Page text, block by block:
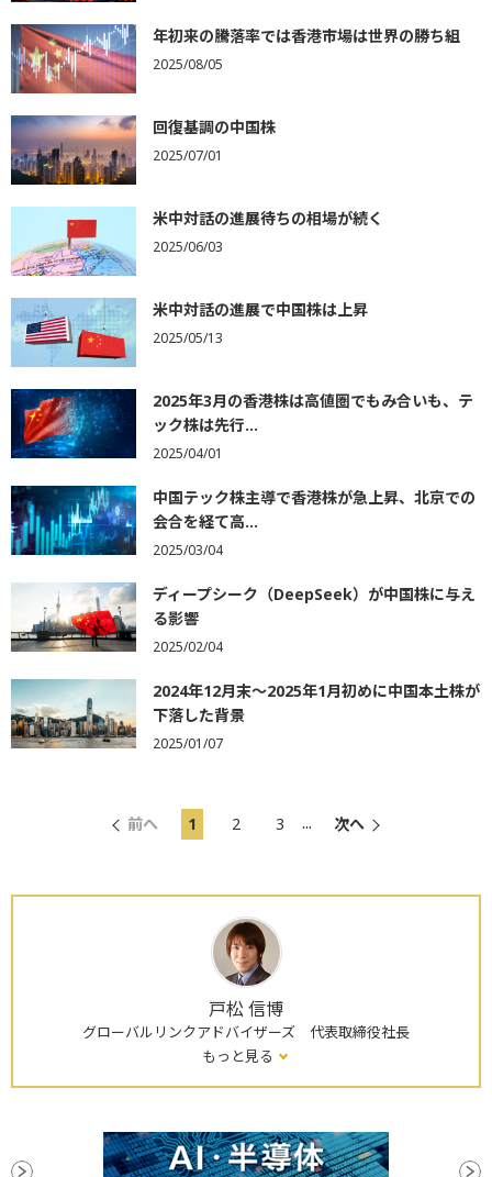
年初来の騰落率では香港市場は世界の勝ち組
2025/08/05
回復基調の中国株
2025/07/01
米中対話の進展待ちの相場が続く
2025/06/03
米中対話の進展で中国株は上昇
2025/05/13
2025年3月の香港株は高値圏でもみ合いも、テ
ック株は先行...
2025/04/01
中国テック株主導で香港株が急上昇、北京での
会合を経て高...
2025/03/04
ディープシーク（DeepSeek）が中国株に与え
る影響
2025/02/04
2024年12月末～2025年1月初めに中国本土株が
下落した背景
2025/01/07
前へ 1 2 3 ... 次へ
戸松 信博
グローバルリンクアドバイザーズ 代表取締役社長
もっと見る